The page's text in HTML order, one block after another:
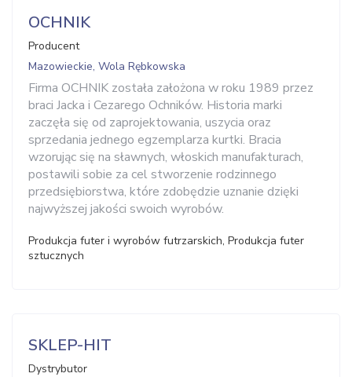
OCHNIK
Producent
Mazowieckie, Wola Rębkowska
Firma OCHNIK została założona w roku 1989 przez
braci Jacka i Cezarego Ochników. Historia marki
zaczęła się od zaprojektowania, uszycia oraz
sprzedania jednego egzemplarza kurtki. Bracia
wzorując się na sławnych, włoskich manufakturach,
postawili sobie za cel stworzenie rodzinnego
przedsiębiorstwa, które zdobędzie uznanie dzięki
najwyższej jakości swoich wyrobów.
Produkcja futer i wyrobów futrzarskich, Produkcja futer
sztucznych
SKLEP-HIT
Dystrybutor